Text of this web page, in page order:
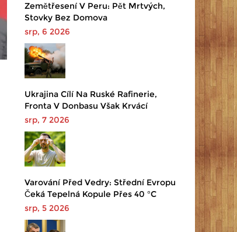
Zemětřesení V Peru: Pět Mrtvých,
Stovky Bez Domova
srp, 6 2026
Ukrajina Cílí Na Ruské Rafinerie,
Fronta V Donbasu Však Krvácí
srp, 7 2026
Varování Před Vedry: Střední Evropu
Čeká Tepelná Kopule Přes 40 °C
srp, 5 2026